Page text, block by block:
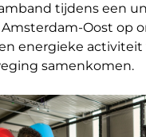
tijdens een
Oost op
energieke activiteit
samenkomen.